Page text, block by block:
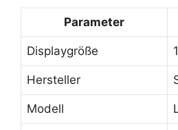
Parameter
Displaygröße
Hersteller
Modell